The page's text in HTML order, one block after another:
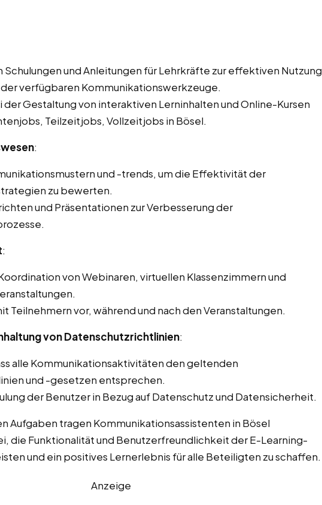
und Anleitungen für Lehrkräfte zur effektiven Nutzung
verfügbaren Kommunikationswerkzeuge.
Gestaltung von interaktiven Lerninhalten und Online-Kursen
Teilzeitjobs, Vollzeitjobs in Bösel.
:
und -trends, um die Effektivität der
zu bewerten.
und Präsentationen zur Verbesserung der
:
von Webinaren, virtuellen Klassenzimmern und
Teilnehmern vor, während und nach den Veranstaltungen.
von Datenschutzrichtlinien:
alle Kommunikationsaktivitäten den geltenden
und -gesetzen entsprechen.
der Benutzer in Bezug auf Datenschutz und Datensicherheit.
Aufgaben tragen Kommunikationsassistenten in Bösel
die Funktionalität und Benutzerfreundlichkeit der E-Learning-
und ein positives Lernerlebnis für alle Beteiligten zu schaffen.
Anzeige